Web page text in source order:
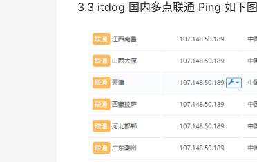
3.3 itdog 国内多点联通 Ping 如下图